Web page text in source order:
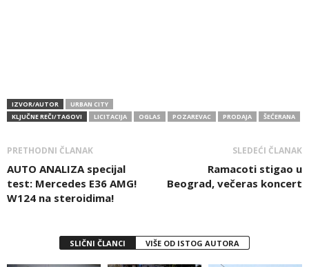
IZVOR/AUTOR
URBAN CITY
KLJUČNE REČI/TAGOVI
LICITACIJA OGLAS POZAREVAC PRODAJA ŠEĆERANA
PRETHODNI ČLANAK
AUTO ANALIZA specijal
test: Mercedes E36 AMG!
W124 na steroidima!
SLEDEĆI ČLANAK
Ramacoti stigao u
Beograd, večeras koncert
SLIČNI ČLANCI VIŠE OD ISTOG AUTORA